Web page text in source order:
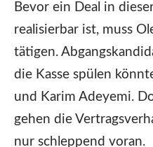
Bevor ein Deal in
realisierbar ist, muss
tätigen.
die Kasse spülen
und Karim Adeyemi.
gehen die
nur schleppend voran.